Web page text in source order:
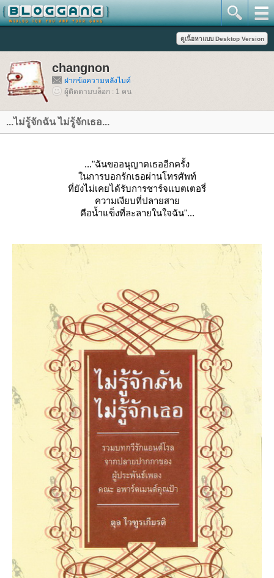
changnon
ฝากข้อความหลังไมค์
ผู้ติดตามบล็อก : 1 คน
...ไม่รู้จักฉัน ไม่รู้จักเธอ...
..."ฉันขออนุญาตเธออีกครั้ง
นการบอกรักเธอผ่านโทรศัพท์
ที่ยังไม่เคยได้รับการชาร์จแบตเตอรี่
ความเงียบที่ปลายสา
คือน้ำแข็งที่ละลายในใจฉัน"...